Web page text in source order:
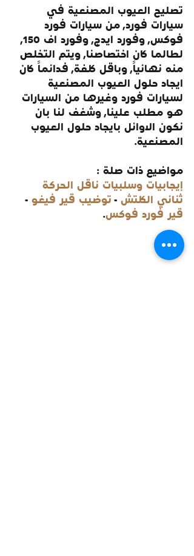
تصليح العيوب المصنعية في
سيارات فورد, من سيارات فورد
فوكس, وفورد ايدج, وفورد اف 150,
لطالما كان اختصاصنا, ويتم التخلص
منه نهائياً, وباقل كلفة, فدائماً كان
ايجاد حلول العيوب المصنعية
لسيارات فورد وغيرها من السيارات
هو مطلب علينا, وشغف لنا بان
نكون الاوائل بايجاد حلول العيوب
المصنعية.
مواضيع ذات صلة :
إيجابيات وسلبيات ناقل الحركة
ثنائي الكلتش - توضيب قير فيغو -
قير فورد فوكس.